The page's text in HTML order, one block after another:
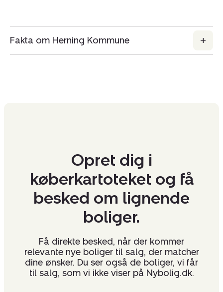
Fakta om Herning Kommune
Opret dig i
køberkartoteket og få
besked om lignende
boliger.
Få direkte besked, når der kommer
relevante nye boliger til salg, der matcher
dine ønsker. Du ser også de boliger, vi får
til salg, som vi ikke viser på Nybolig.dk.